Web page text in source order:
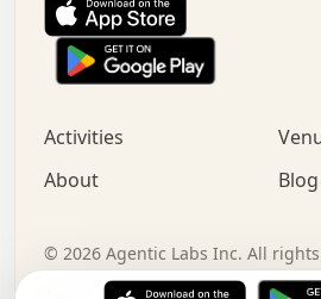
.   .   .   .   .   :   +   .
.   .   .   .   .   .   .   .
.   .   :   o   .   .   .   .
.   o   .   .   .   .   x
+   .   o   .   .   .   .
.   +   .   .   .   .   .   .
.   .   .   .   .   .   .   .
Activities
About
Blog
© 2026 Agentic Labs Inc. All